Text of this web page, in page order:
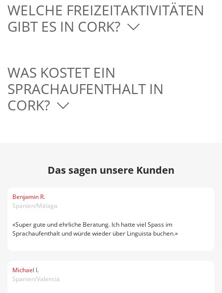
WELCHE FREIZEITAKTIVITÄTEN
GIBT ES IN CORK?
WAS KOSTET EIN
SPRACHAUFENTHALT IN
CORK?
Das sagen unsere Kunden
Benjamin R.
Spanien/Málaga
«Super gute und ehrliche Beratung. Ich hatte viel Spass im
Sprachaufenthalt und würde wieder über Linguista buchen.»
Michael I.
Spanien/Valencia